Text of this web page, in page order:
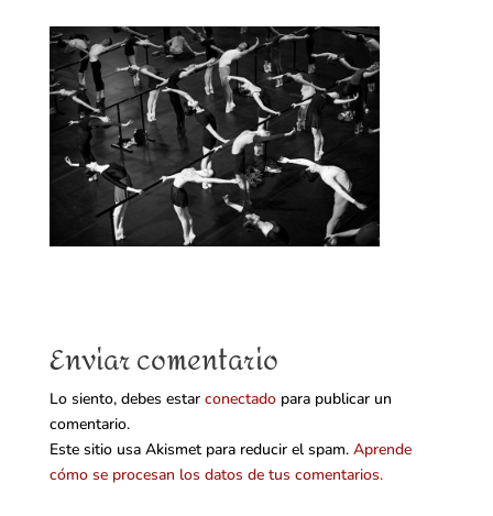
Enviar comentario
Lo siento, debes estar conectadopara publicar un
comentario.
Este sitio usa Akismet para reducir el spam. Aprende
cómo se procesan los datos de tus comentarios.